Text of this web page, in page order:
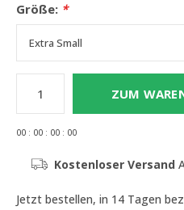
Größe: *
ZUM
00 : 00 : 00 : 00
Kostenloser Versand
Jetzt bestellen, in 14 Tagen